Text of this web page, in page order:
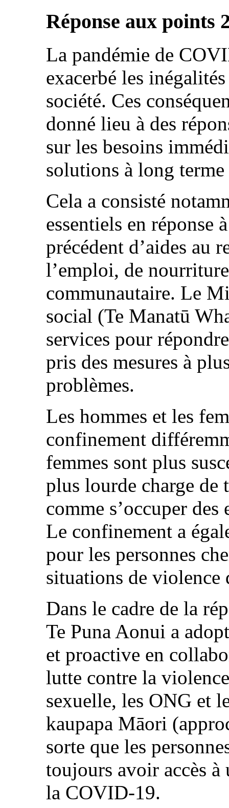
Réponse aux points
La pandémie de
exacerbé les
société. Ces
donné lieu à des
sur les besoins
solutions à long
Cela a consisté
essentiels en réponse
précédent d’aides au
l’emploi, de
communautaire. Le
social (Te Manatū
services pour
pris des mesures à
problèmes.
Les hommes et les
confinement
femmes sont plus
plus lourde charge de
comme s’occuper
Le confinement a
pour les personnes
situations de violence
Dans le cadre de la
Te Puna Aonui a
et proactive en
lutte contre la
sexuelle, les ONG et
kaupapa Māori
sorte que les
toujours avoir accès à
la COVID-19.